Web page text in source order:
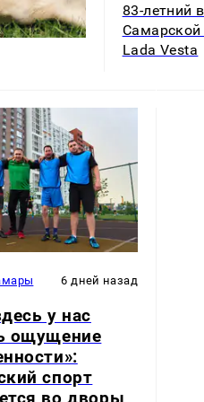
83-летний
Самарской
Lada Vesta
6 дней назад
у нас
ощущение
спорт